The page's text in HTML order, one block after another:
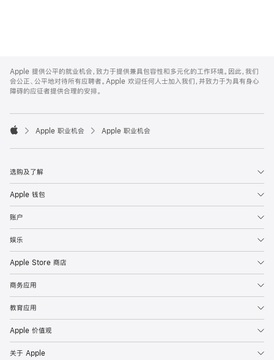
Footer
Apple 提供公平的就业机会，致力于提供兼具包容性和多元化的工作环境。因此，我们
会公正、公平地对待所有应聘者。Apple 欢迎任何人士加入我们，并致力于为具有身心
障碍的应征者提供合理的安排。

Apple 职业机会 Apple 职业机会
选购及了解
Apple 钱包
账户
娱乐
Apple Store 商店
商务应用
教育应用
Apple 价值观
关于 Apple